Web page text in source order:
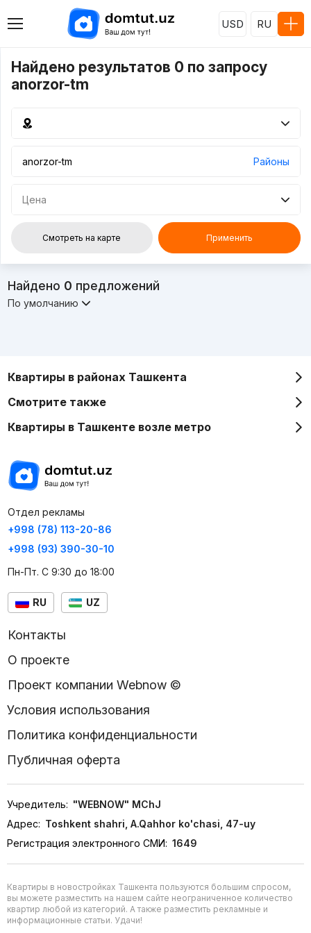
USD RU
Найдено результатов 0 по запросу
anorzor-tm
Районы
Цена
Смотреть на карте Применить
Найдено 0 предложений
По умолчанию
Квартиры в районах Ташкента
Смотрите также
Квартиры в Ташкенте возле метро
Отдел рекламы
+998 (78) 113-20-86
+998 (93) 390-30-10
Пн-Пт. С 9:30 до 18:00
RU UZ
Контакты
О проекте
Проект компании Webnow ©
Условия использования
Политика конфиденциальности
Публичная оферта
Учредитель: "WEBNOW" MChJ
Адрес: Toshkent shahri, A.Qahhor ko'chasi, 47-uy
Регистрация электронного СМИ: 1649
Квартиры в новостройках Ташкента пользуются большим спросом,
вы можете разместить на нашем сайте неограниченное количество
квартир любой из категорий. А также разместить рекламные и
информационные статьи. Удачи!